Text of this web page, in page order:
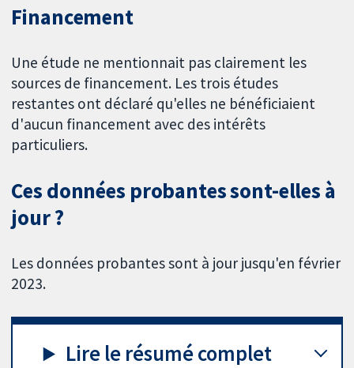
Financement
Une étude ne mentionnait pas clairement les
sources de financement. Les trois études
restantes ont déclaré qu'elles ne bénéficiaient
d'aucun financement avec des intérêts
particuliers.
Ces données probantes sont-elles à
jour ?
Les données probantes sont à jour jusqu'en février
2023.
Lire le résumé complet